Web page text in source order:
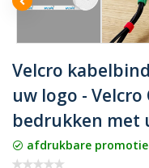
Velcro
uw logo - Velcro
bedrukken met
afdrukbare